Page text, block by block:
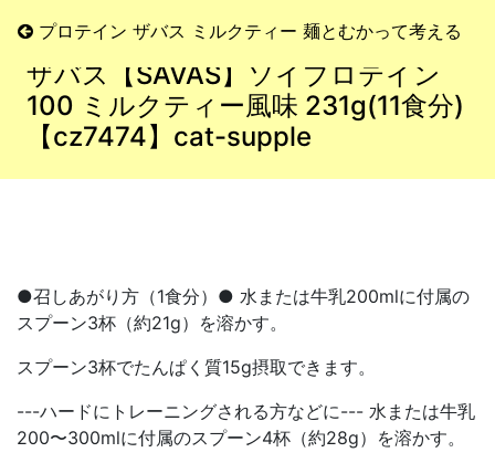
プロテイン ザバス ミルクティー 麺とむかって考える
ザバス【SAVAS】ソイプロテイン
100 ミルクティー風味 231g(11食分)
【cz7474】cat-supple
●召しあがり方（1食分）● 水または牛乳200mlに付属の
スプーン3杯（約21g）を溶かす。
スプーン3杯でたんぱく質15g摂取できます。
---ハードにトレーニングされる方などに--- 水または牛乳
200〜300mlに付属のスプーン4杯（約28g）を溶かす。